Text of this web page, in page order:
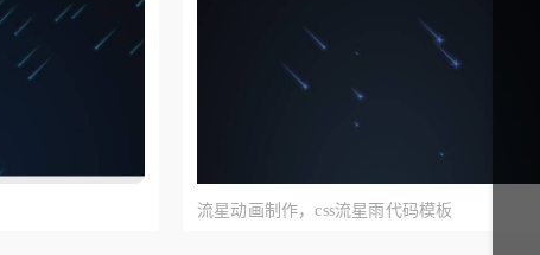
流星动画制作，css流星雨代码模板